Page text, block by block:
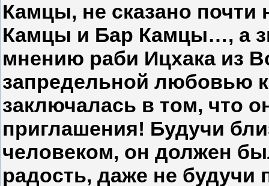
Камцы, не сказано почти
Камцы и Бар Камцы…, а
мнению раби Ицхака из
запредельной любовью
заключалась в том, что
приглашения! Будучи
человеком, он должен
радость, даже не